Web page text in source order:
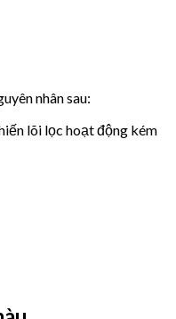
nhân sau:
lõi lọc hoạt động kém